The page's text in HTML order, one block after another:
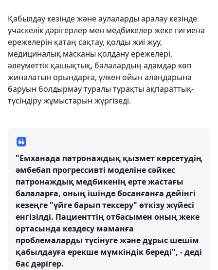
Қабылдау кезінде және аулаларды аралау кезінде
учаскелік дәрігерлер мен медбикелер жеке гигиена
ережелерін қатаң сақтау, қолды жиі жуу,
медициналық масканы қолдану ережелері,
әлеуметтік қашықтық, балалардың адамдар көп
жиналатын орындарға, үлкен ойын алаңдарына
баруын болдырмау туралы тұрақты ақпараттық-
түсіндіру жұмыстарын жүргізеді.
"Емханада патронаждық қызмет көрсетудің
әмбебап прогрессивті моделіне сәйкес
патронаждық медбикенің ерте жастағы
балаларға, оның ішінде босанғанға дейінгі
кезеңге "үйге барып тексеру" өткізу жүйесі
енгізілді. Пациенттің отбасымен оның жеке
ортасында кездесу маманға
проблемаларды түсінуге және дұрыс шешім
қабылдауға ерекше мүмкіндік береді", - деді
бас дәрігер.